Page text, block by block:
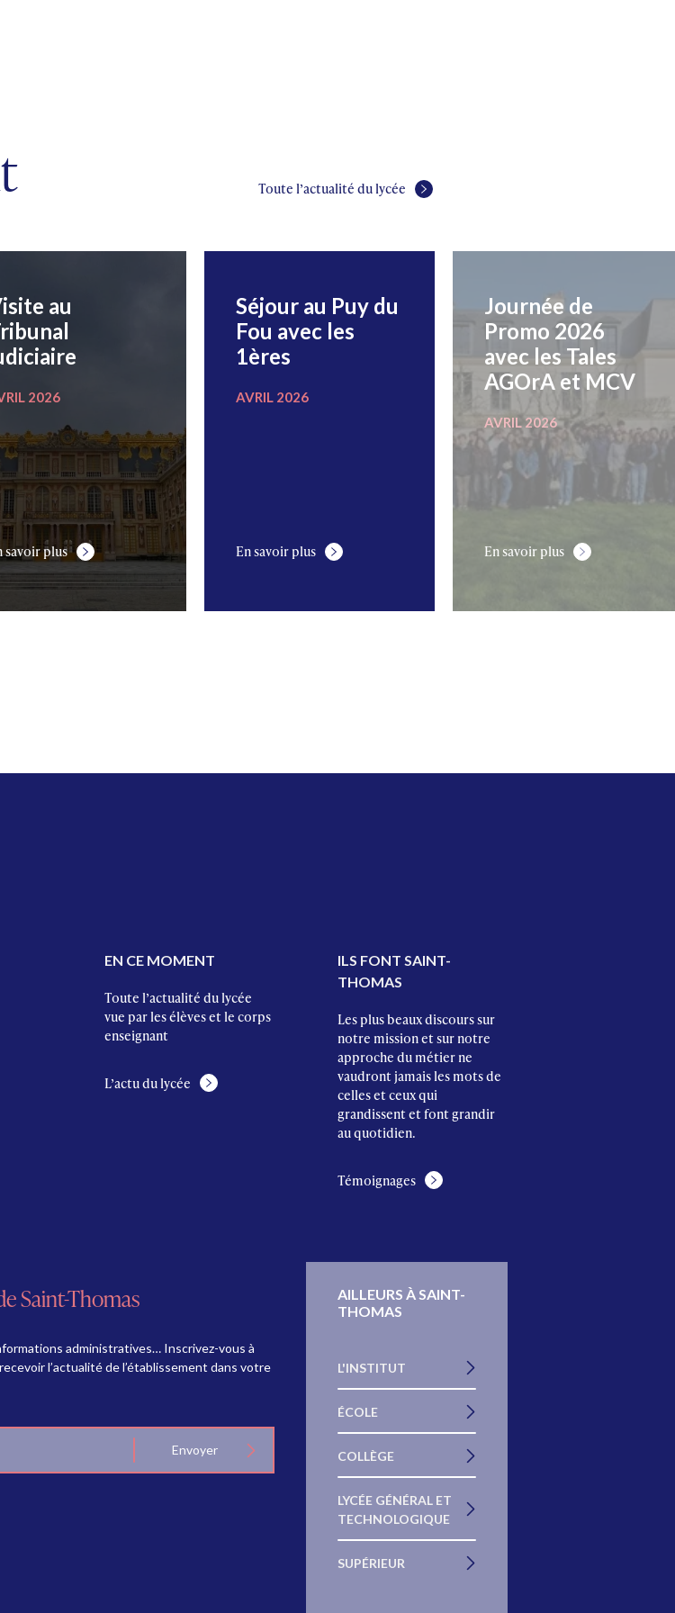
Toute l’actualité du lycée
au
2026
savoir plus
Séjour au Puy du
Fou avec les
1ères
AVRIL 2026
En savoir plus
Journée de
Promo 2026
avec les Tales
AGOrA et MCV
AVRIL 2026
En savoir plus
EN CE MOMENT
Toute l’actualité du lycée
vue par les élèves et le corps
enseignant
L’actu du lycée
ILS FONT SAINT-
THOMAS
Les plus beaux discours sur
notre mission et sur notre
approche du métier ne
vaudront jamais les mots de
celles et ceux qui
grandissent et font grandir
au quotidien.
Témoignages
Saint-Thomas
administratives… Inscrivez-vous à
l’actualité de l’établissement dans votre
Envoyer
AILLEURS À SAINT-
THOMAS
L'INSTITUT
ÉCOLE
COLLÈGE
LYCÉE GÉNÉRAL ET
TECHNOLOGIQUE
SUPÉRIEUR